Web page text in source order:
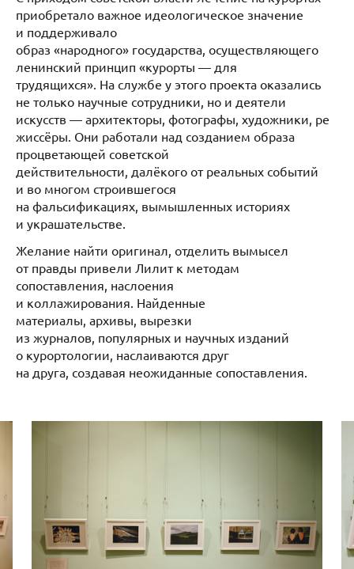
приобретало важное идеологическое значение
и поддерживало
образ «народного» государства, осуществляющего
ленинский принцип «курорты — для
трудящихся». На службе у этого проекта оказались
не только научные сотрудники, но и деятели
искусств — архитекторы, фотографы, художники, ре
жиссёры. Они работали над созданием образа
процветающей советской
действительности, далёкого от реальных событий
и во многом строившегося
на фальсификациях, вымышленных историях
и украшательстве.
Желание найти оригинал, отделить вымысел
от правды привели Лилит к методам
сопоставления, наслоения
и коллажирования. Найденные
материалы, архивы, вырезки
из журналов, популярных и научных изданий
о курортологии, наслаиваются друг
на друга, создавая неожиданные сопоставления.